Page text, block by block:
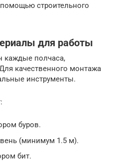
строительного
для работы
каждые полчаса,
качественного монтажа
инструменты.
буров.
(минимум 1.5 м).
бит.